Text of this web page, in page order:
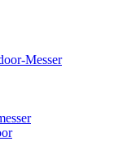
Messer